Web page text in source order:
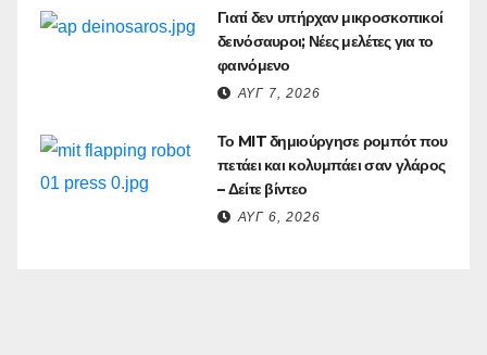
Γιατί δεν υπήρχαν μικροσκοπικοί
δεινόσαυροι; Νέες μελέτες για το
φαινόμενο
ΑΥΓ 7, 2026
Το MIT δημιούργησε ρομπότ που
πετάει και κολυμπάει σαν γλάρος
– Δείτε βίντεο
ΑΥΓ 6, 2026